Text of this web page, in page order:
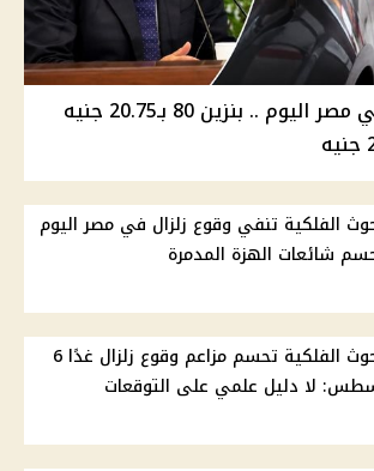
أسعار الوقود في مصر اليوم .. بنزين 80 بـ20.75 جنيه
الفلكية تنفي وقوع زلزال في مصر اليوم
شائعات الهزة المدمرة
البحوث الفلكية تحسم مزاعم وقوع زلزال غدًا 6
لا دليل علمي على التوقعات